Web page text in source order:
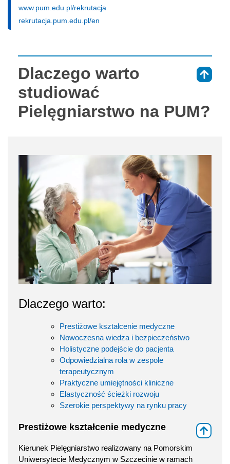
www.pum.edu.pl/rekrutacja
rekrutacja.pum.edu.pl/en
Dlaczego warto
studiować
Pielęgniarstwo na PUM?
Dlaczego warto:
Prestiżowe kształcenie medyczne
Nowoczesna wiedza i bezpieczeństwo
Holistyczne podejście do pacjenta
Odpowiedzialna rola w zespole
terapeutycznym
Praktyczne umiejętności kliniczne
Elastyczność ścieżki rozwoju
Szerokie perspektywy na rynku pracy
Prestiżowe kształcenie medyczne
Kierunek Pielęgniarstwo realizowany na Pomorskim
Uniwersytecie Medycznym w Szczecinie w ramach